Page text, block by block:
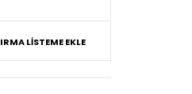
LISTEME EKLE